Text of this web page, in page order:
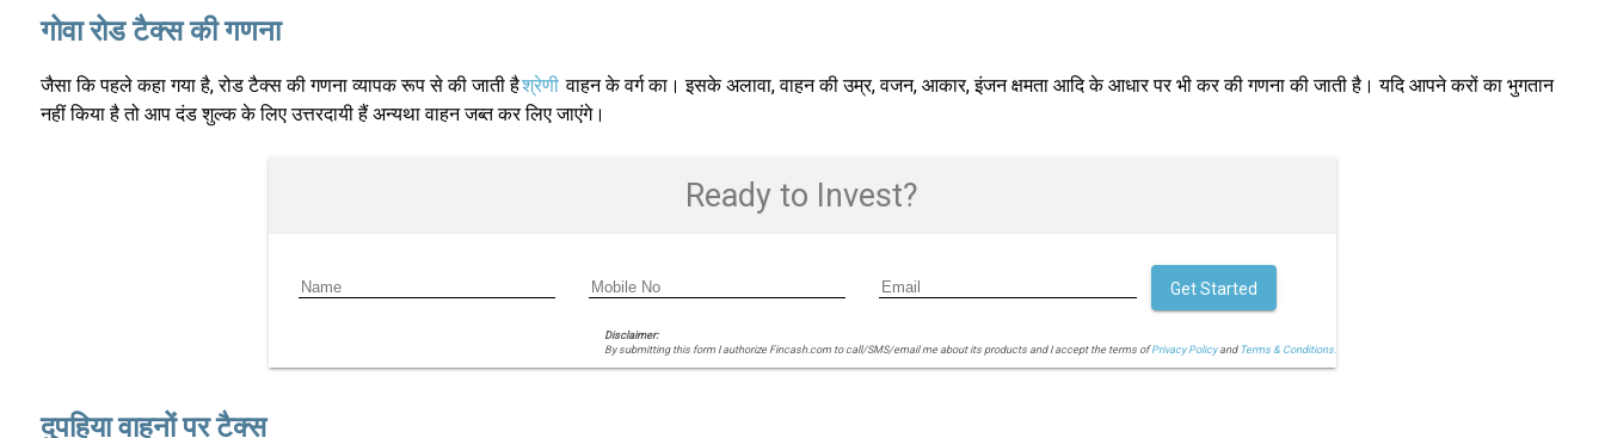
गोवा रोड टैक्स की गणना
जैसा कि पहले कहा गया है, रोड टैक्स की गणना व्यापक रूप से की जाती हैश्रेणी वाहन के वर्ग का। इसके अलावा, वाहन की उम्र, वजन, आकार, इंजन क्षमता आदि के आधार पर भी कर की गणना की जाती है। यदि आपने करों का भुगतान
नहीं किया है तो आप दंड शुल्क के लिए उत्तरदायी हैं अन्यथा वाहन जब्त कर लिए जाएंगे।
Ready to Invest?
Disclaimer:
By submitting this form I authorize Fincash.com to call/SMS/email me about its products and I accept the terms ofPrivacy Policyand Terms & Conditions.
Get Started
दुपहिया वाहनों पर टैक्स